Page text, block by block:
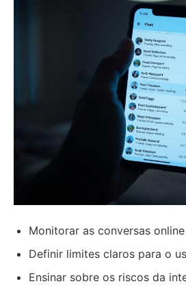
Monitorar as conversas online
Definir limites claros para o
Ensinar sobre os riscos da